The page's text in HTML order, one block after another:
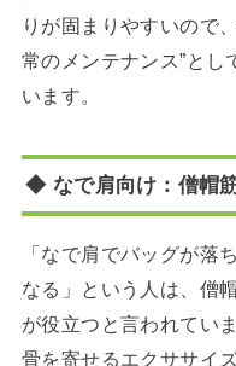
りが固まりやすいので
常のメンテナンス”とし
います。
◆ なで肩向け：僧帽
「なで肩でバッグが落
なる」という人は、僧
が役立つと言われてい
骨を寄せるエクササイ